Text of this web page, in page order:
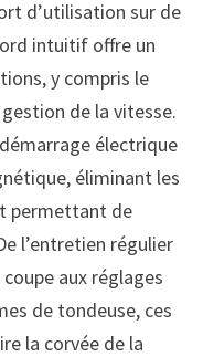
d’utilisation sur de
intuitif offre un
y compris le
de la vitesse.
électrique
éliminant les
permettant de
l’entretien régulier
aux réglages
de tondeuse, ces
la corvée de la